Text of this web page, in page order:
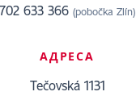
702 633 366 (pobočka Zlín)
АДРЕСА
Tečovská 1131